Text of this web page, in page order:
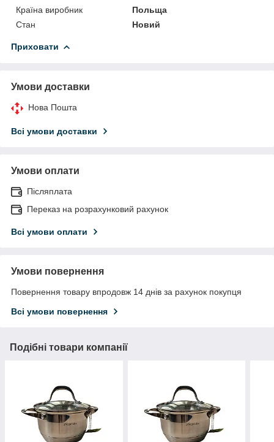
Країна виробник
Польща
Стан
Новий
Приховати
Умови доставки
Нова Пошта
Всі умови доставки
Умови оплати
Післяплата
Переказ на розрахунковий рахунок
Всі умови оплати
Умови повернення
Повернення товару впродовж 14 днів за рахунок покупця
Всі умови повернення
Подібні товари компанії